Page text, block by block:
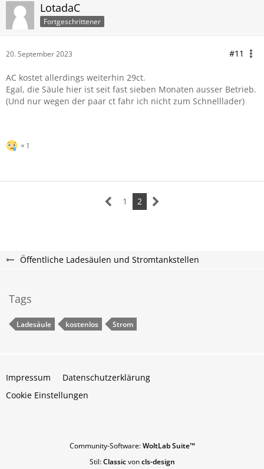
LotadaC
Fortgeschrittener
20. September 2023 #11
AC kostet allerdings weiterhin 29ct.
Egal, die Säule hier ist seit fast sieben Monaten ausser Betrieb.
(Und nur wegen der paar ct fahr ich nicht zum Schnelllader)
1
1 2
Öffentliche Ladesäulen und Stromtankstellen
Tags
Ladesäule kostenlos Strom
Impressum
Datenschutzerklärung
Cookie Einstellungen
Community-Software:WoltLab Suite™
Stil:Classicvoncls-design